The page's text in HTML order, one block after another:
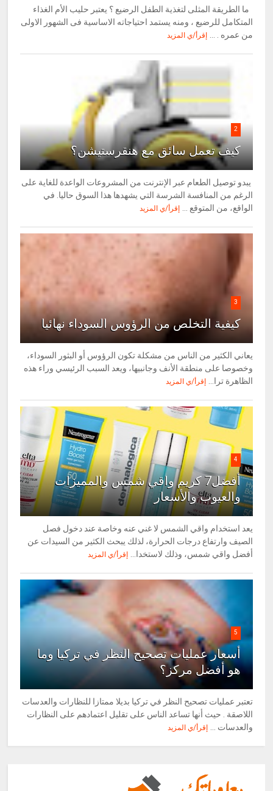
ما الطريقة المثلى لتغذية الطفل الرضيع ؟ يعتبر حليب الأم الغذاء
المتكامل للرضيع ، ومنه يستمد احتياجاته الاساسية فى الشهور الاولى
من عمره . ...
إقرأ/ي المزيد
2
كيف تعمل سائق مع هنقرستيشن؟
يبدو توصيل الطعام عبر الإنترنت من المشروعات الواعدة للغاية على
الرغم من المنافسة الشرسة التي يشهدها هذا السوق حاليا. في
الواقع، من المتوقع ...
إقرأ/ي المزيد
3
كيفية التخلص من الرؤوس السوداء نهائيا
يعاني الكثير من الناس من مشكلة تكون الرؤوس أو البثور السوداء،
وخصوصا على منطقة الأنف وجانبيها، ويعد السبب الرئيسي وراء هذه
الظاهرة ترا...
إقرأ/ي المزيد
4
أفضل7 كريم واقي شمس والمميزات
والعيوب والأسعار
يعد استخدام واقي الشمس لا غني عنه وخاصة عند دخول فصل
الصيف وارتفاع درجات الحرارة، لذلك يبحث الكثير من السيدات عن
أفضل واقي شمس، وذلك لاستخدا...
إقرأ/ي المزيد
5
أسعار عمليات تصحيح النظر في تركيا وما
هو أفضل مركز؟
تعتبر عمليات تصحيح النظر في تركيا بديلا ممتازا للنظارات والعدسات
اللاصقة . حيث أنها تساعد الناس على تقليل اعتمادهم على النظارات
والعدسات ...
إقرأ/ي المزيد